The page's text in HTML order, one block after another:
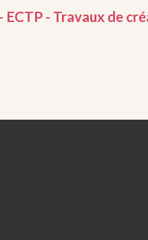
- Travaux de